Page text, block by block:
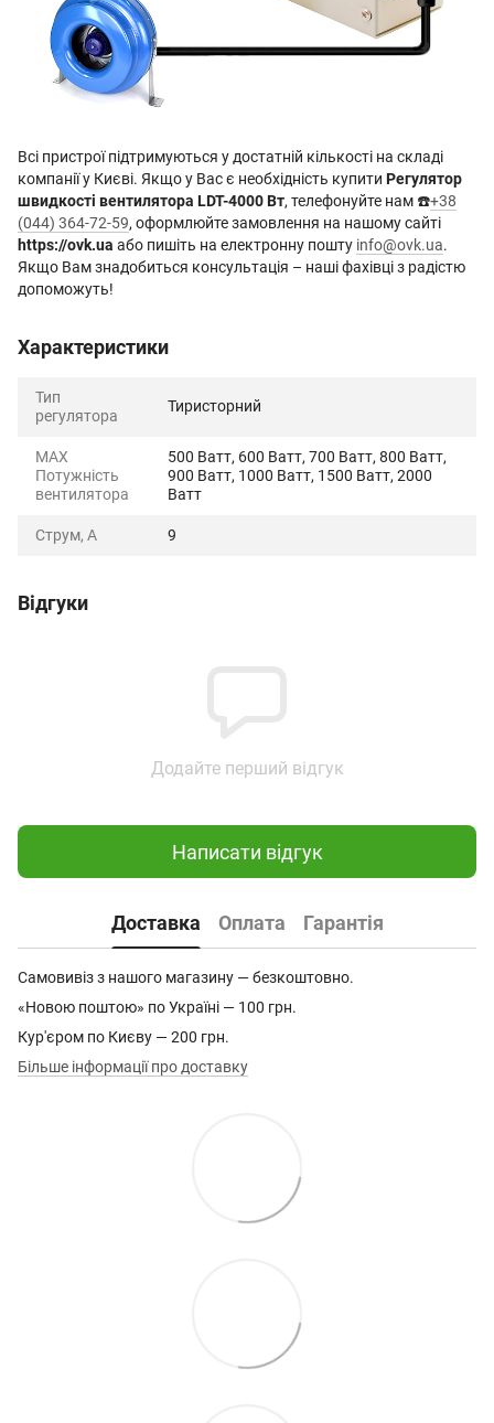
Всі пристрої підтримуються у достатній кількості на складі
компанії у Києві. Якщо у Вас є необхідність купити Регулятор
швидкості вентилятора LDT-4000 Вт, телефонуйте нам ☎️+38
(044) 364-72-59, оформлюйте замовлення на нашому сайті
https://ovk.ua або пишіть на електронну пошту info@ovk.ua.
Якщо Вам знадобиться консультація – наші фахівці з радістю
допоможуть!
Характеристики
Тип
регулятора
Тиристорний
MAX
Потужність
вентилятора
500 Ватт, 600 Ватт, 700 Ватт, 800 Ватт,
900 Ватт, 1000 Ватт, 1500 Ватт, 2000
Ватт
Струм, А 9
Відгуки
Додайте перший відгук
Написати відгук
Доставка Оплата Гарантія
Самовивіз з нашого магазину — безкоштовно.
«Новою поштою» по Україні — 100 грн.
Кур'єром по Києву — 200 грн.
Більше інформації про доставку